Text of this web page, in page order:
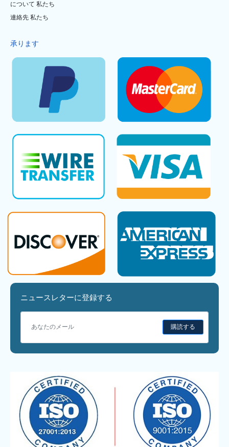
について 私たち
連絡先 私たち
承ります
ニュースレターに登録する
購読する